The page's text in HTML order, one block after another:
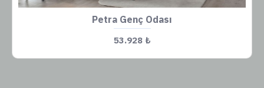
Petra Genç Odası
53.928 ₺